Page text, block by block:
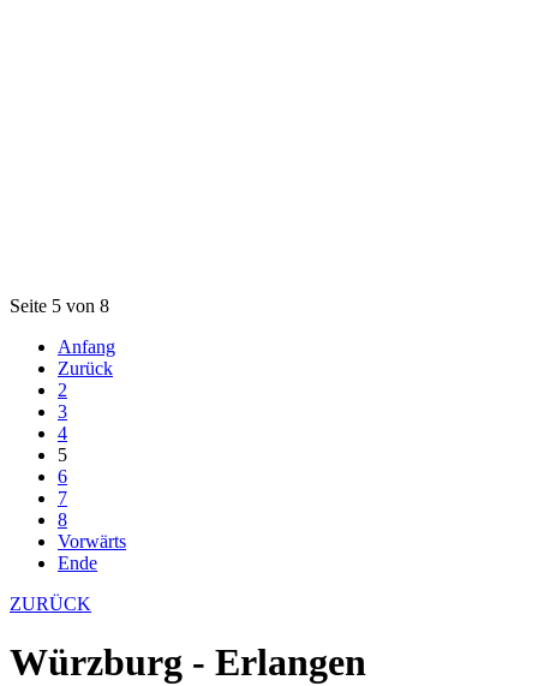
Seite 5 von 8
Anfang
Zurück
2
3
4
5
6
7
8
Vorwärts
Ende
ZURÜCK
Würzburg - Erlangen